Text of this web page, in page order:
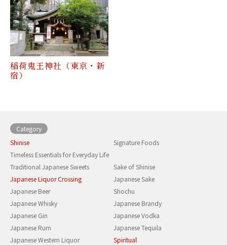
稲荷鬼王神社（東京・新
宿）
Category
Shinise
Signature Foods
Timeless Essentials for Everyday Life
Traditional Japanese Sweets
Sake of Shinise
Japanese Liquor Crossing
Japanese Sake
Japanese Beer
Shochu
Japanese Whisky
Japanese Brandy
Japanese Gin
Japanese Vodka
Japanese Rum
Japanese Tequila
Japanese Western Liquor
Spiritual